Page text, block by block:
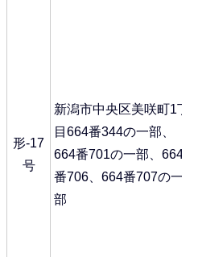
形-17
号
新潟市中央区美咲町1丁
目664番344の一部、
664番701の一部、664
番706、664番707の一
部